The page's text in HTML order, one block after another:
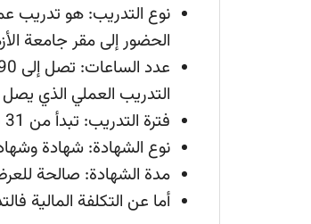
نوع التدريب: هو تدريب
الحضور إلى مقر جامعة
التدريب العملي الذي يصل إلى 60
فترة التدريب: تبدأ من 31 بشهر يوليو، وتنتهي مع حلول يوم 30 من شهر سبتمبر للعام الحالي.
نوع الشهادة: شهادة
مدة الشهادة: صالحة
أما عن التكلفة المالية